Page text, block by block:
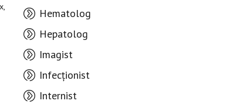
Hematolog
Hepatolog
Imagist
Infecționist
Internist